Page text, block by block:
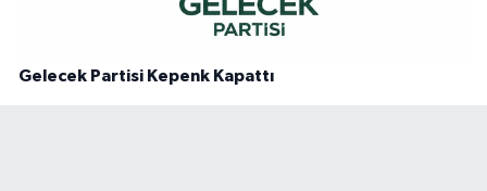
Gelecek Partisi Kepenk Kapattı